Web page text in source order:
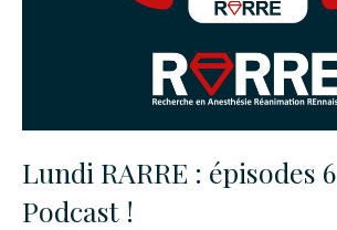
Lundi RARRE : épisodes
Podcast !